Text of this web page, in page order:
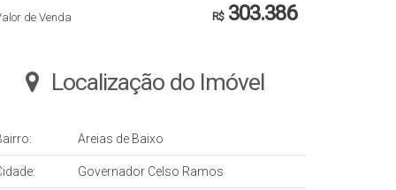
R$303.386
de Venda
Localização do Imóvel
Areias de Baixo
Governador Celso Ramos